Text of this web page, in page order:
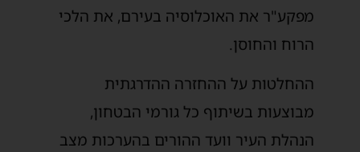
מפקע"ר את האוכלוסיה בעירם, את הלכי
הרוח והחוסן.
ההחלטות על ההחזרה ההדרגתית
מבוצעות בשיתוף כל גורמי הבטחון,
הנהלת העיר וועד ההורים בהערכות מצב